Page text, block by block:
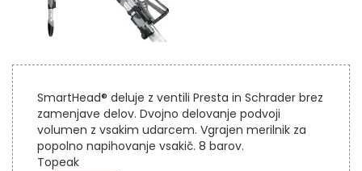
SmartHead® deluje z ventili Presta in Schrader brez
zamenjave delov. Dvojno delovanje podvoji
volumen z vsakim udarcem. Vgrajen merilnik za
popolno napihovanje vsakič. 8 barov.
Topeak